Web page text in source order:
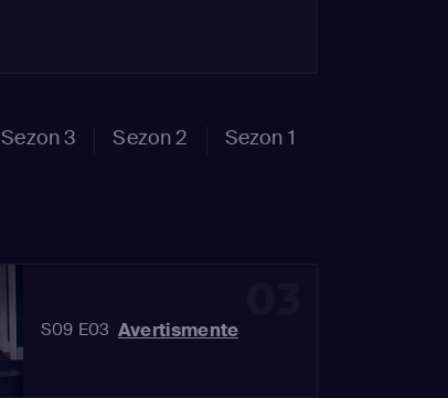
Sezon 3 Sezon 2 Sezon 1
S09 E03 Avertismente